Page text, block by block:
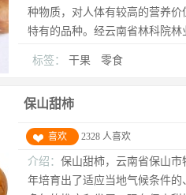
种物质，对人体有较高的营养
特有的品种。经云南省林科院林
标签： 干果 零食
保山甜柿
喜欢 2328 人喜欢
介绍： 保山甜柿，云南省保山市
年培育出了适应当地气候条件